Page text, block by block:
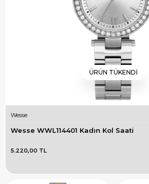
ÜRÜN TÜKENDI
Wesse
Wesse WWL114401 Kadın Kol Saati
5.220,00 TL